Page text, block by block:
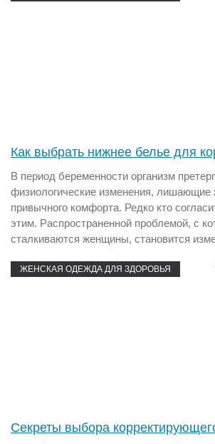
Как выбрать нижнее белье для
В период беременности организм
физиологические изменения,
привычного комфорта. Редко кто
этим. Распространенной проблемой, с
сталкиваются женщины, становится
ЖЕНСКАЯ ОДЕЖДА ДЛЯ ЗДОРОВЬЯ
Секреты выбора